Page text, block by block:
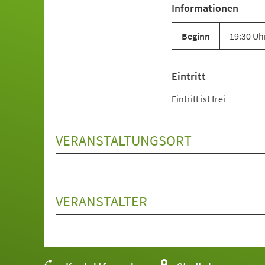
Informationen
Beginn 19:30
Eintritt
Eintritt ist frei
VERANSTALTUNGSORT
VERANSTALTER